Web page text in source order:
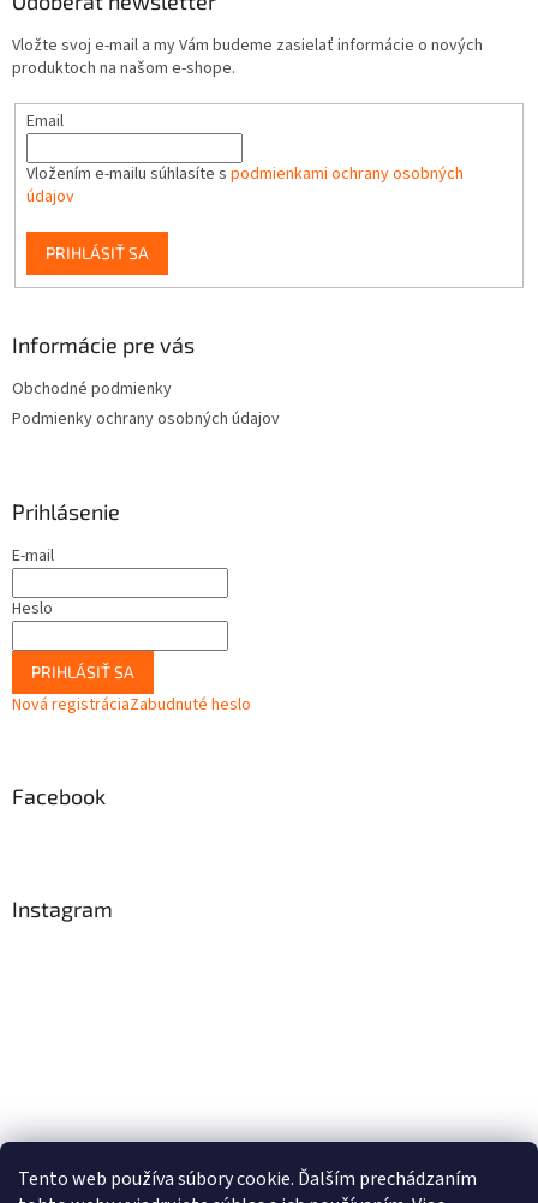
Tento web používa súbory cookie. Ďalším prechádzaním
Vložte svoj e-mail a my Vám budeme zasielať informácie o nových
produktoch na našom e-shope.
Email
Vložením e-mailu súhlasíte s podmienkami ochrany osobných
údajov
PRIHLÁSIŤ SA
Informácie pre vás
Obchodné podmienky
Podmienky ochrany osobných údajov
Prihlásenie
E-mail
Heslo
PRIHLÁSIŤ SA
Nová registráciaZabudnuté heslo
Facebook
Instagram